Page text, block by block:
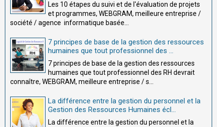
Les 10 étapes du suivi et de l'évaluation de projets
et programmes, WEBGRAM, meilleure entreprise /
société / agence informatique basée...
7 principes de base de la gestion des ressources
humaines que tout professionnel des ...
7 principes de base de la gestion des ressources
humaines que tout professionnel des RH devrait
connaître, WEBGRAM, meilleure entreprise / s...
La différence entre la gestion du personnel et la
Gestion des Ressources Humaines écl...
La différence entre la gestion du personnel et la